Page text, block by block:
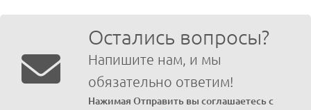
Остались вопросы?
Напишите нам, и мы
обязательно ответим!
Нажимая Отправить вы соглашаетесь с